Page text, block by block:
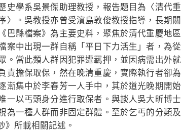
學系吳景傑助理教授，報告題目為〈清代重
〉。吳教授亦曾受濱島敦俊教授指導，長期關
巴縣檔案》為主要史料，聚焦於清代重慶地區
案中出現一群自稱「平日下力活生」者，為從
。當此類人群因犯罪遭羈押，並因病需出外就
責擔保取保，然在晚清重慶，實際執行者卻為
漸集中於李春芳一人手中，其於道光晚期開始
一以丐頭身分進行取保者。與談人吳大昕博士
為一種人群而非固定群體。至於乞丐的分類及
》所載相關記述。